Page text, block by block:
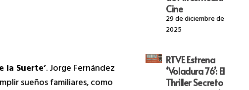
la Suerte’. Jorge Fernández
sueños familiares, como
Cine
29 de diciembre de
2025
RTVE Estrena
‘Voladura 76’: El
Thriller Secreto